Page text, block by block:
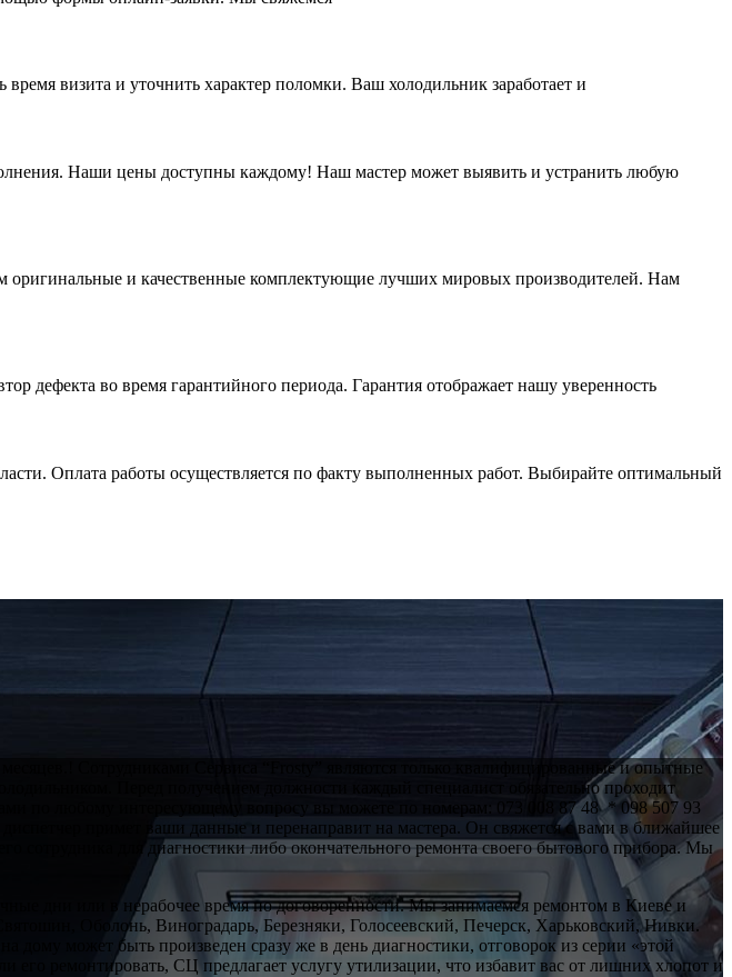
визита и уточнить характер поломки. Ваш холодильник заработает и
Наши цены доступны каждому! Наш мастер может выявить и устранить любую
оригинальные и качественные комплектующие лучших мировых производителей. Нам
дефекта во время гарантийного периода. Гарантия отображает нашу уверенность
Оплата работы осуществляется по факту выполненных работ. Выбирайте оптимальный
Сотрудниками Сервиса “Frosty” являются только квалифицированные и опытные
Перед получением должности каждый специалист обязательно проходит
по любому интересующему вопросу вы можете по номерам: 073 008 87 48 * 098 507 93
примет ваши данные и перенаправит на мастера. Он свяжется с вами в ближайшее
сотрудника для диагностики либо окончательного ремонта своего бытового прибора. Мы
дни или в нерабочее время по договоренности. Мы занимаемся ремонтом в Киеве и
Оболонь, Виноградарь, Березняки, Голосеевский, Печерск, Харьковский, Нивки.
может быть произведен сразу же в день диагностики, отговорок из серии «этой
ремонтировать, СЦ предлагает услугу утилизации, что избавит вас от лишних хлопот и